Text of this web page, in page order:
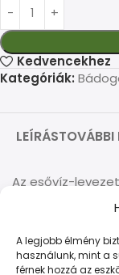
A legjobb élmény
használunk, mint a
férnek hozzá az
Kedvencekhez
Kategóriák:
LEÍRÁSTOVÁBBI
Az esővíz-
oromszegő
lemezeket úgy
illeszkedjenek a
harmonizálnak.